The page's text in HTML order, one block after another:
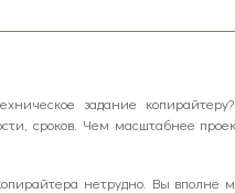
задание
сроков. Чем масштабнее
нетрудно. Вы вполне